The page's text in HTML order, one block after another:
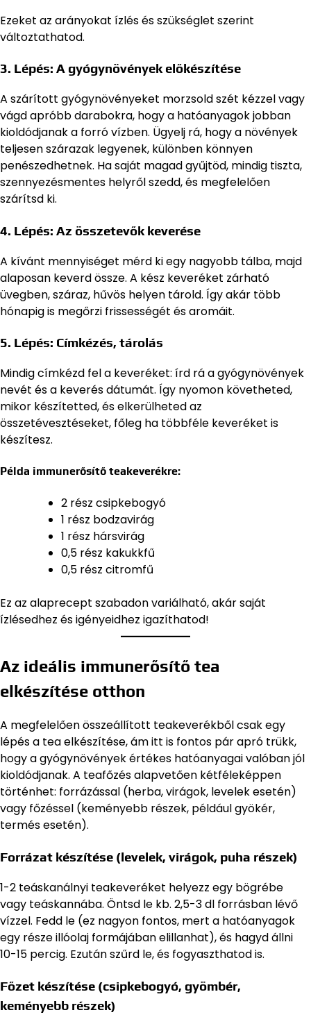
Ezeket az arányokat ízlés és szükséglet szerint
változtathatod.
3. Lépés: A gyógynövények előkészítése
A szárított gyógynövényeket morzsold szét kézzel vagy
vágd apróbb darabokra, hogy a hatóanyagok jobban
kioldódjanak a forró vízben. Ügyelj rá, hogy a növények
teljesen szárazak legyenek, különben könnyen
penészedhetnek. Ha saját magad gyűjtöd, mindig tiszta,
szennyezésmentes helyről szedd, és megfelelően
szárítsd ki.
4. Lépés: Az összetevők keverése
A kívánt mennyiséget mérd ki egy nagyobb tálba, majd
alaposan keverd össze. A kész keveréket zárható
üvegben, száraz, hűvös helyen tárold. Így akár több
hónapig is megőrzi frissességét és aromáit.
5. Lépés: Címkézés, tárolás
Mindig címkézd fel a keveréket: írd rá a gyógynövények
nevét és a keverés dátumát. Így nyomon követheted,
mikor készítetted, és elkerülheted az
összetévesztéseket, főleg ha többféle keveréket is
készítesz.
Példa immunerősítő teakeverékre:
2 rész csipkebogyó
1 rész bodzavirág
1 rész hársvirág
0,5 rész kakukkfű
0,5 rész citromfű
Ez az alaprecept szabadon variálható, akár saját
ízlésedhez és igényeidhez igazíthatod!
Az ideális immunerősítő tea
elkészítése otthon
A megfelelően összeállított teakeverékből csak egy
lépés a tea elkészítése, ám itt is fontos pár apró trükk,
hogy a gyógynövények értékes hatóanyagai valóban jól
kioldódjanak. A teafőzés alapvetően kétféleképpen
történhet: forrázással (herba, virágok, levelek esetén)
vagy főzéssel (keményebb részek, például gyökér,
termés esetén).
Forrázat készítése (levelek, virágok, puha részek)
1-2 teáskanálnyi teakeveréket helyezz egy bögrébe
vagy teáskannába. Öntsd le kb. 2,5-3 dl forrásban lévő
vízzel. Fedd le (ez nagyon fontos, mert a hatóanyagok
egy része illóolaj formájában elillanhat), és hagyd állni
10-15 percig. Ezután szűrd le, és fogyaszthatod is.
Főzet készítése (csipkebogyó, gyömbér,
keményebb részek)